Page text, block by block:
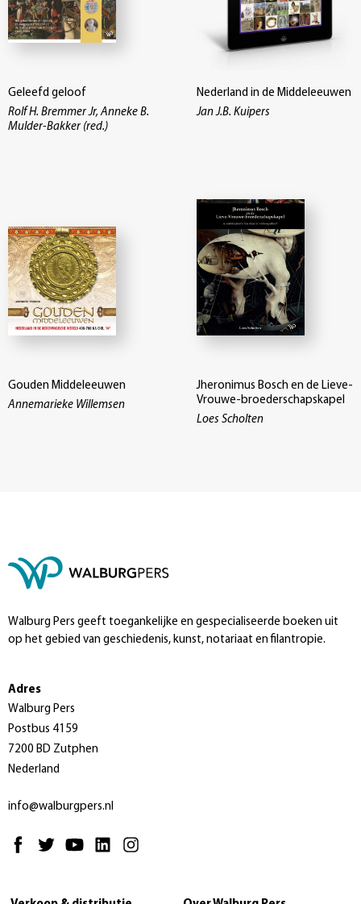
Geleefd geloof
Rolf H. Bremmer Jr, Anneke B.
Mulder-Bakker (red.)
Nederland in de Middeleeuwen
Jan J.B. Kuipers
Gouden Middeleeuwen
Annemarieke Willemsen
Jheronimus Bosch en de Lieve-
Vrouwe-broederschapskapel
Loes Scholten
Walburg Pers geeft toegankelijke en gespecialiseerde boeken uit
op het gebied van geschiedenis, kunst, notariaat en filantropie.
Adres
Walburg Pers
Postbus 4159
7200 BD Zutphen
Nederland
info@walburgpers.nl